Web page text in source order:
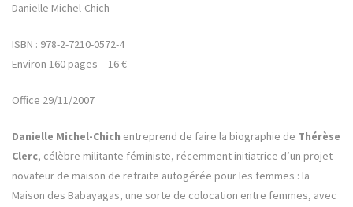
Danielle Michel-Chich
ISBN : 978-2-7210-0572-4
Environ 160 pages – 16 €
Office 29/11/2007
Danielle Michel-Chich entreprend de faire la biographie de Thérèse
Clerc, célèbre militante féministe, récemment initiatrice d’un projet
novateur de maison de retraite autogérée pour les femmes : la
Maison des Babayagas, une sorte de colocation entre femmes, avec